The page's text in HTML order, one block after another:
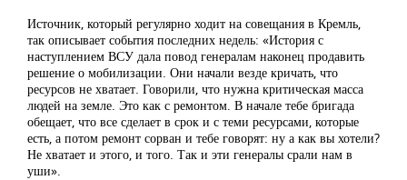
Источник, который регулярно ходит на совещания в Кремль,
так описывает события последних недель: «История с
наступлением ВСУ дала повод генералам наконец продавить
решение о мобилизации. Они начали везде кричать, что
ресурсов не хватает. Говорили, что нужна критическая масса
людей на земле. Это как с ремонтом. В начале тебе бригада
обещает, что все сделает в срок и с теми ресурсами, которые
есть, а потом ремонт сорван и тебе говорят: ну а как вы хотели?
Не хватает и этого, и того. Так и эти генералы срали нам в
уши».